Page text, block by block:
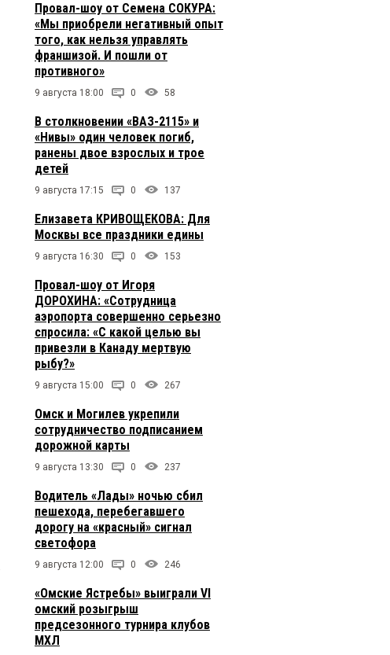
Провал-шоу от Семена СОКУРА:
«Мы приобрели негативный опыт
того, как нельзя управлять
франшизой. И пошли от
противного»
9 августа 18:00 0 58
В столкновении «ВАЗ-2115» и
«Нивы» один человек погиб,
ранены двое взрослых и трое
детей
9 августа 17:15 0 137
Елизавета КРИВОЩЕКОВА: Для
Москвы все праздники едины
9 августа 16:30 0 153
Провал-шоу от Игоря
ДОРОХИНА: «Сотрудница
аэропорта совершенно серьезно
спросила: «С какой целью вы
привезли в Канаду мертвую
рыбу?»
9 августа 15:00 0 267
Омск и Могилев укрепили
сотрудничество подписанием
дорожной карты
9 августа 13:30 0 237
Водитель «Лады» ночью сбил
пешехода, перебегавшего
дорогу на «красный» сигнал
светофора
9 августа 12:00 0 246
«Омские Ястребы» выиграли VI
омский розыгрыш
предсезонного турнира клубов
МХЛ